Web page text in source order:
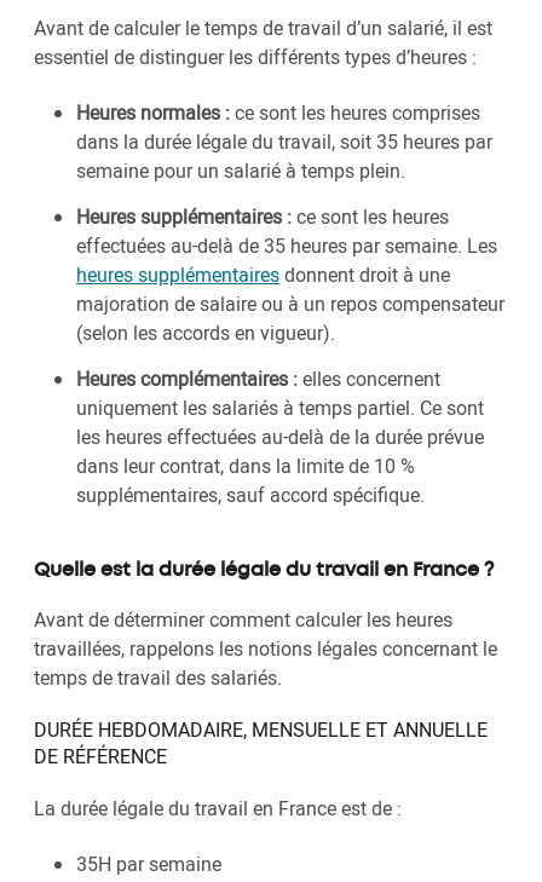
Avant de calculer le temps de travail d’un salarié, il est
essentiel de distinguer les différents types d’heures :
Heures normales :ce sont les heures comprises
dans la durée légale du travail, soit 35 heures par
semaine pour un salarié à temps plein.
Heures supplémentaires :ce sont les heures
effectuées au-delà de 35 heures par semaine. Les
heures supplémentairesdonnent droit à une
majoration de salaire ou à un repos compensateur
(selon les accords en vigueur).
Heures complémentaires :elles concernent
uniquement les salariés à temps partiel. Ce sont
les heures effectuées au-delà de la durée prévue
dans leur contrat, dans la limite de 10 %
supplémentaires, sauf accord spécifique.
Quelle est la durée légale du travail en France ?
Avant de déterminer comment calculer les heures
travaillées, rappelons les notions légales concernant le
temps de travail des salariés.
DURÉE HEBDOMADAIRE, MENSUELLE ET ANNUELLE
DE RÉFÉRENCE
La durée légale du travail en France est de :
35H par semaine